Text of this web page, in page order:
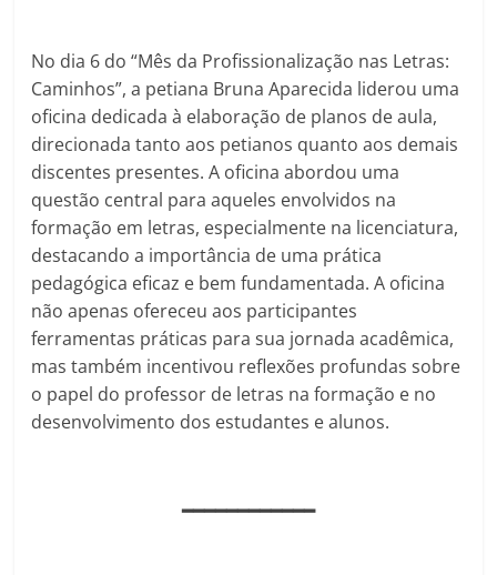
No dia 6 do “Mês da Profissionalização nas Letras:
Caminhos”, a petiana Bruna Aparecida liderou uma
oficina dedicada à elaboração de planos de aula,
direcionada tanto aos petianos quanto aos demais
discentes presentes. A oficina abordou uma
questão central para aqueles envolvidos na
formação em letras, especialmente na licenciatura,
destacando a importância de uma prática
pedagógica eficaz e bem fundamentada. A oficina
não apenas ofereceu aos participantes
ferramentas práticas para sua jornada acadêmica,
mas também incentivou reflexões profundas sobre
o papel do professor de letras na formação e no
desenvolvimento dos estudantes e alunos.
━━━━━━━━━━━━